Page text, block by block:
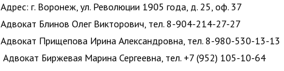
Адрес: г. Воронеж, ул. Революции 1905 года, д. 25, оф. 37
Адвокат Блинов Олег Викторович, тел. 8-904-214-27-27
Адвокат Прищепова Ирина Александровна, тел. 8-980-530-13-13
Адвокат Биржевая Марина Сергеевна, тел. +7 (952) 105-10-64